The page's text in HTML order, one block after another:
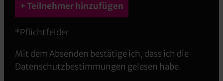
+ Teilnehmer hinzufügen
*Pflichtfelder
Mit dem Absenden bestätige ich, dass ich die
Datenschutzbestimmungen gelesen habe.